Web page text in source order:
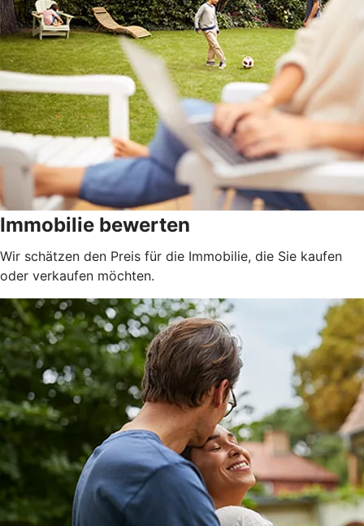
Immobilie bewerten
Wir schätzen den Preis für die Immobilie, die Sie kaufen
oder verkaufen möchten.